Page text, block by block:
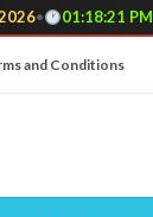
• 01:18:22 PM
and Conditions